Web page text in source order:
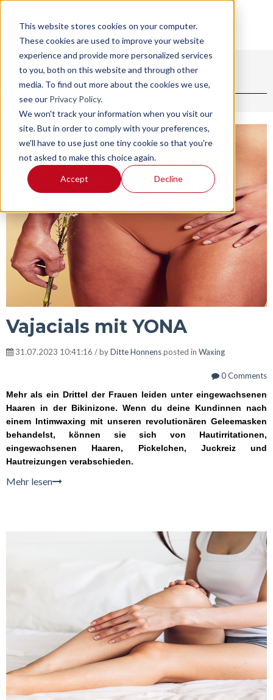
This website stores cookies on your computer.
These cookies are used to improve your website
experience and provide more personalized services
to you, both on this website and through other
media. To find out more about the cookies we use,
see our Privacy Policy.
We won't track your information when you visit our
site. But in order to comply with your preferences,
we'll have to use just one tiny cookie so that you're
not asked to make this choice again.
Accept Decline
BLOG SHOP
Vajacials mit YONA
31.07.2023 10:41:16 / byDitte Honnensposted in Waxing
0 Comments
Mehr als ein Drittel der Frauen leiden unter eingewachsenen
Haaren in der Bikinizone. Wenn du deine Kundinnen nach
einem Intimwaxing mit unseren revolutionären Geleemasken
behandelst, können sie sich von Hautirritationen,
eingewachsenen Haaren, Pickelchen, Juckreiz und
Hautreizungen verabschieden.
Mehr lesen